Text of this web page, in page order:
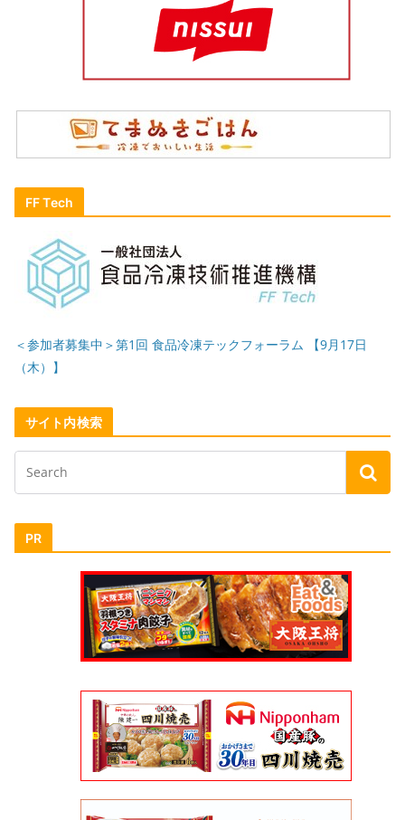
FF Tech
＜参加者募集中＞第1回 食品冷凍テックフォーラム 【9月17日
（木）】
サイト内検索
PR